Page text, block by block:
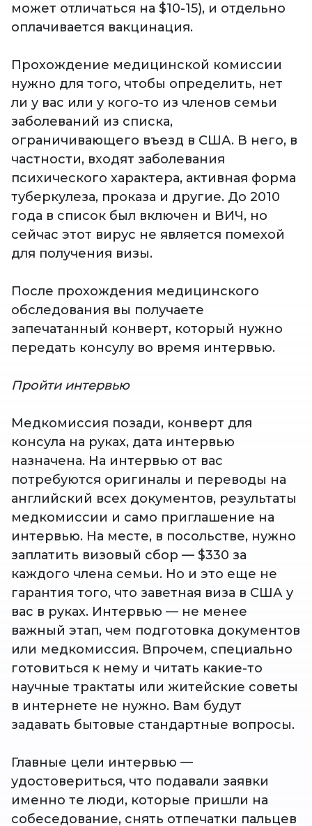
может отличаться на $10-15), и отдельно
оплачивается вакцинация.
Прохождение медицинской комиссии
нужно для того, чтобы определить, нет
ли у вас или у кого-то из членов семьи
заболеваний из списка,
ограничивающего въезд в США. В него, в
частности, входят заболевания
психического характера, активная форма
туберкулеза, проказа и другие. До 2010
года в список был включен и ВИЧ, но
сейчас этот вирус не является помехой
для получения визы.
После прохождения медицинского
обследования вы получаете
запечатанный конверт, который нужно
передать консулу во время интервью.
Пройти интервью
Медкомиссия позади, конверт для
консула на руках, дата интервью
назначена. На интервью от вас
потребуются оригиналы и переводы на
английский всех документов, результаты
медкомиссии и само приглашение на
интервью. На месте, в посольстве, нужно
заплатить визовый сбор — $330 за
каждого члена семьи. Но и это еще не
гарантия того, что заветная виза в США у
вас в руках. Интервью — не менее
важный этап, чем подготовка документов
или медкомиссия. Впрочем, специально
готовиться к нему и читать какие-то
научные трактаты или житейские советы
в интернете не нужно. Вам будут
задавать бытовые стандартные вопросы.
Главные цели интервью —
удостовериться, что подавали заявки
именно те люди, которые пришли на
собеседование, снять отпечатки пальцев